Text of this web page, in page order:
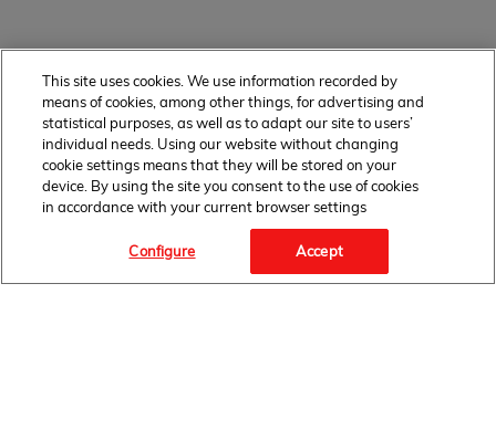
FOLLOW
Facebook Link" target="_blank">
This site uses cookies. We use information recorded by
means of cookies, among other things, for advertising and
statistical purposes, as well as to adapt our site to users’
individual needs. Using our website without changing
cookie settings means that they will be stored on your
device. By using the site you consent to the use of cookies
in accordance with your current browser settings
Configure Accept